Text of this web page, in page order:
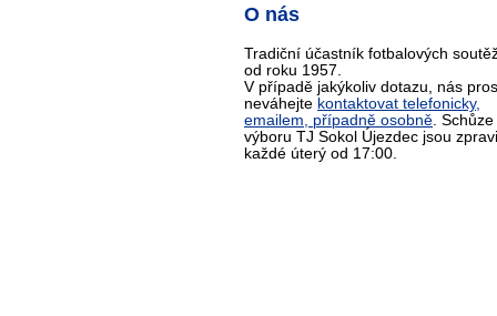
O nás
Tradiční účastník fotbalových
od roku 1957.
V případě jakýkoliv dotazu, nás
neváhejte kontaktovat telefonicky,
emailem, případně osobně. Schůze
výboru TJ Sokol Újezdec jsou
každé úterý od 17:00.